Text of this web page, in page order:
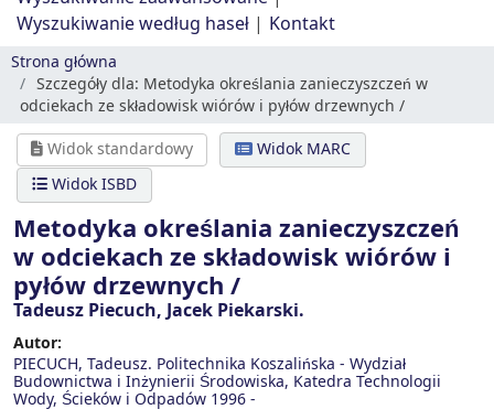
Wyszukiwanie według haseł
Kontakt
Strona główna
Szczegóły dla: Metodyka określania zanieczyszczeń w
odciekach ze składowisk wiórów i pyłów drzewnych /
Widok standardowy
Widok MARC
Widok ISBD
Metodyka określania zanieczyszczeń
w odciekach ze składowisk wiórów i
pyłów drzewnych /
Tadeusz Piecuch, Jacek Piekarski.
Autor:
PIECUCH, Tadeusz. Politechnika Koszalińska - Wydział
Budownictwa i Inżynierii Środowiska, Katedra Technologii
Wody, Ścieków i Odpadów 1996 -